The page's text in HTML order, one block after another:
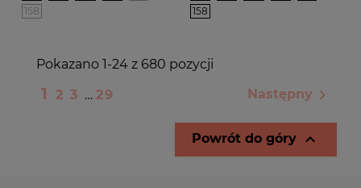
158
158
Pokazano 1-24 z 680 pozycji
1 2 3 … 29 Następny 
Powrót do góry 